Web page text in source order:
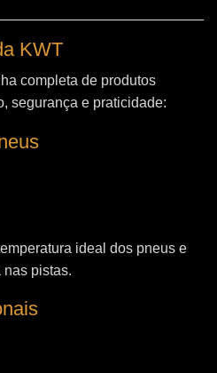
KWT
completa de produtos
segurança e praticidade:
ideal dos pneus e
pistas.